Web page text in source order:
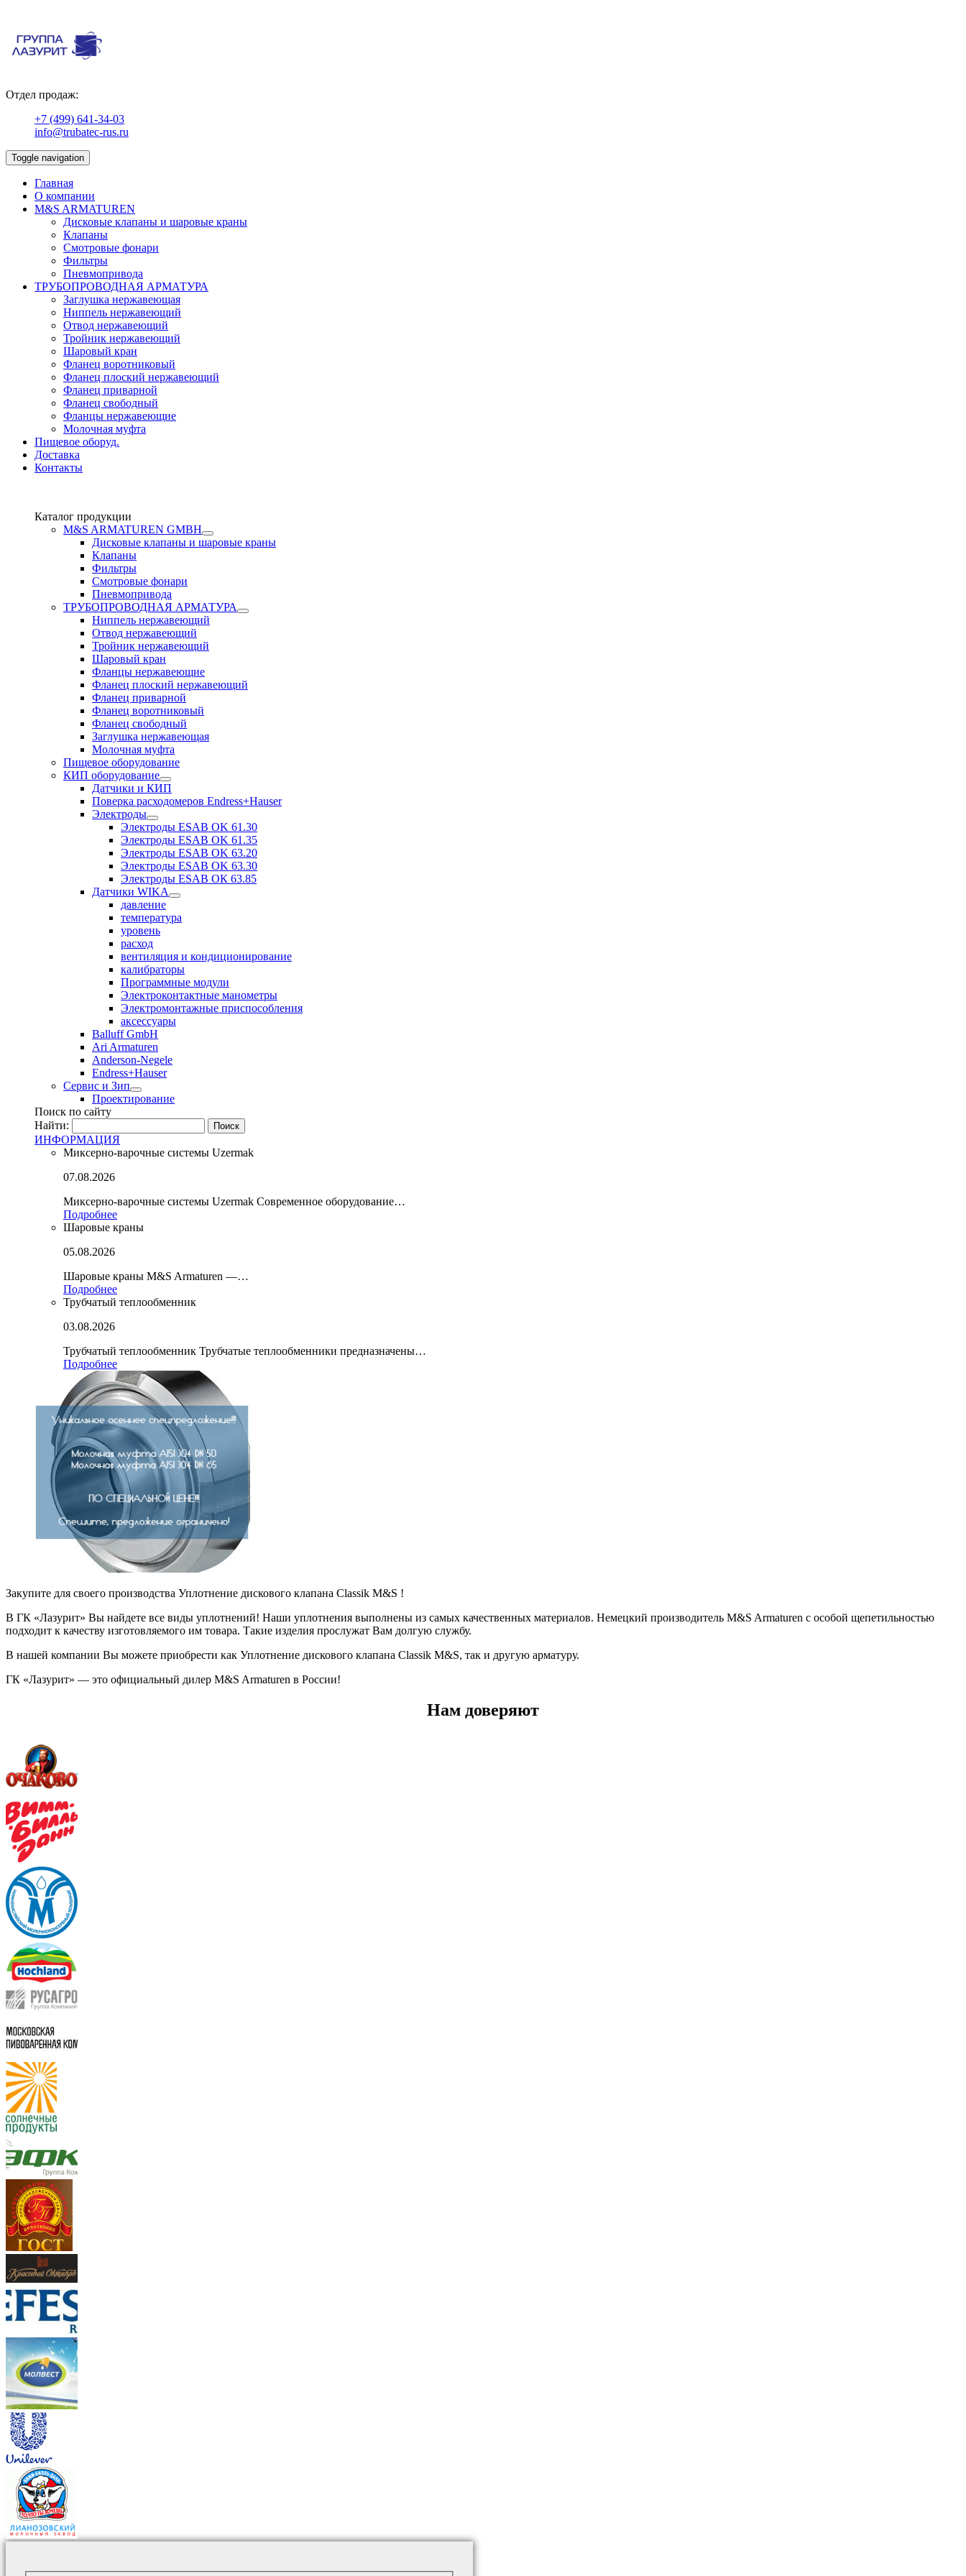
Отдел продаж:
+7 (499) 641-34-03
info@trubatec-rus.ru
Toggle navigation
Главная
О компании
М&S ARMATUREN
Дисковые клапаны и шаровые краны
Клапаны
Смотровые фонари
Фильтры
Пневмопривода
ТРУБОПРОВОДНАЯ АРМАТУРА
Заглушка нержавеющая
Ниппель нержавеющий
Отвод нержавеющий
Тройник нержавеющий
Шаровый кран
Фланец воротниковый
Фланец плоский нержавеющий
Фланец приварной
Фланец свободный
Фланцы нержавеющие
Молочная муфта
Пищевое оборуд.
Доставка
Контакты
Каталог продукции
М&S ARMATUREN GMBH
Дисковые клапаны и шаровые краны
Клапаны
Фильтры
Смотровые фонари
Пневмопривода
ТРУБОПРОВОДНАЯ АРМАТУРА
Ниппель нержавеющий
Отвод нержавеющий
Тройник нержавеющий
Шаровый кран
Фланцы нержавеющие
Фланец плоский нержавеющий
Фланец приварной
Фланец воротниковый
Фланец свободный
Заглушка нержавеющая
Молочная муфта
Пищевое оборудование
КИП оборудование
Датчики и КИП
Поверка расходомеров Endress+Hauser
Электроды
Электроды ESAB OK 61.30
Электроды ESAB OK 61.35
Электроды ESAB OK 63.20
Электроды ESAB OK 63.30
Электроды ESAB ОК 63.85
Датчики WIKA
давление
температура
уровень
расход
вентиляция и кондиционирование
калибраторы
Программные модули
Электроконтактные манометры
Электромонтажные приспособления
аксессуары
Balluff GmbH
Ari Armaturen
Anderson-Negele
Endress+Hauser
Сервис и Зип
Проектирование
Поиск по сайту
Найти:
ИНФОРМАЦИЯ
Миксерно-варочные системы Uzermak
07.08.2026
Миксерно-варочные системы Uzermak Современное оборудование…
Подробнее
Шаровые краны
05.08.2026
Шаровые краны M&S Armaturen —…
Подробнее
Трубчатый теплообменник
03.08.2026
Трубчатый теплообменник Трубчатые теплообменники предназначены…
Подробнее
Закупите для своего производства Уплотнение дискового клапана Classik M&S !
В ГК «Лазурит» Вы найдете все виды уплотнений! Наши уплотнения выполнены из самых качественных материалов. Немецкий производитель M&S Armaturen с особой щепетильностью
подходит к качеству изготовляемого им товара. Такие изделия прослужат Вам долгую службу.
В нашей компании Вы можете приобрести как Уплотнение дискового клапана Classik M&S, так и другую арматуру.
ГК «Лазурит» — это официальный дилер M&S Armaturen в России!
Нам доверяют